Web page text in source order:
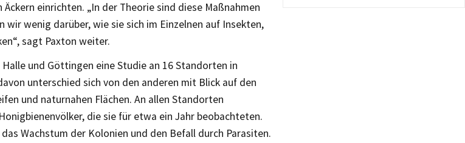
einrichten. „In der Theorie sind diese Maßnahmen
wir wenig darüber, wie sie sich im Einzelnen auf Insekten,
sagt Paxton weiter.
und Göttingen eine Studie an 16 Standorten in
unterschied sich von den anderen mit Blick auf den
und naturnahen Flächen. An allen Standorten
die sie für etwa ein Jahr beobachteten.
Wachstum der Kolonien und den Befall durch Parasiten.